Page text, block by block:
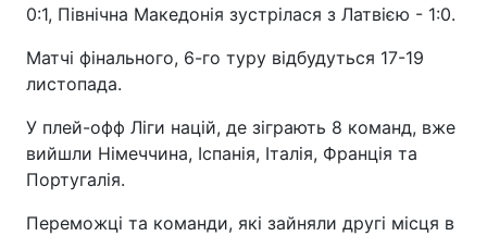
0:1, Північна Македонія зустрілася з Латвією - 1:0.
Матчі фінального, 6-го туру відбудуться 17-19
листопада.
У плей-офф Ліги націй, де зіграють 8 команд, вже
вийшли Німеччина, Іспанія, Італія, Франція та
Португалія.
Переможці та команди, які зайняли другі місця в